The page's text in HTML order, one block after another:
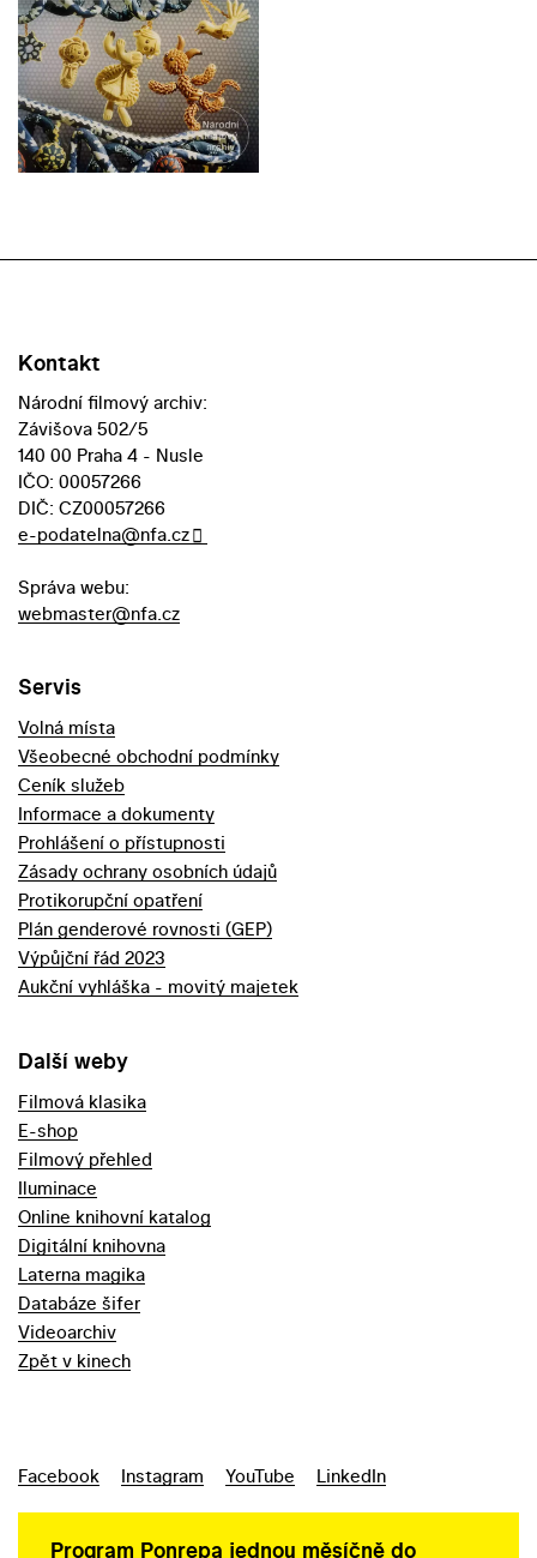
Kontakt
Národní filmový archiv:
Závišova 502/5
140 00 Praha 4 - Nusle
IČO: 00057266
DIČ: CZ00057266
e-podatelna@nfa.cz
Správa webu:
webmaster@nfa.cz
Servis
Volná místa
Všeobecné obchodní podmínky
Ceník služeb
Informace a dokumenty
Prohlášení o přístupnosti
Zásady ochrany osobních údajů
Protikorupční opatření
Plán genderové rovnosti (GEP)
Výpůjční řád 2023
Aukční vyhláška - movitý majetek
Další weby
Filmová klasika
E-shop
Filmový přehled
Iluminace
Online knihovní katalog
Digitální knihovna
Laterna magika
Databáze šifer
Videoarchiv
Zpět v kinech
Facebook Instagram YouTube LinkedIn
Program Ponrepa jednou měsíčně do